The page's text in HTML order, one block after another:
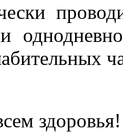
здоровья!